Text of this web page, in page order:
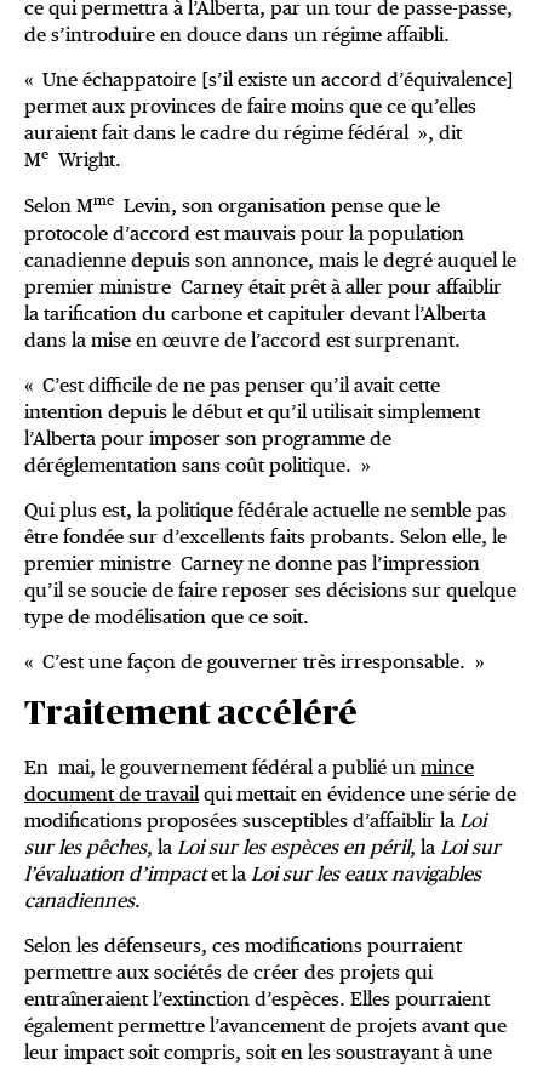
ce qui permettra à l’Alberta, par un tour de passe-passe,
de s’introduire en douce dans un régime affaibli.
« Une échappatoire [s’il existe un accord d’équivalence]
permet aux provinces de faire moins que ce qu’elles
auraient fait dans le cadre du régime fédéral », dit
Me Wright.
Selon Mme Levin, son organisation pense que le
protocole d’accord est mauvais pour la population
canadienne depuis son annonce, mais le degré auquel le
premier ministre Carney était prêt à aller pour affaiblir
la tarification du carbone et capituler devant l’Alberta
dans la mise en œuvre de l’accord est surprenant.
« C’est difficile de ne pas penser qu’il avait cette
intention depuis le début et qu’il utilisait simplement
l’Alberta pour imposer son programme de
déréglementation sans coût politique. »
Qui plus est, la politique fédérale actuelle ne semble pas
être fondée sur d’excellents faits probants. Selon elle, le
premier ministre Carney ne donne pas l’impression
qu’il se soucie de faire reposer ses décisions sur quelque
type de modélisation que ce soit.
« C’est une façon de gouverner très irresponsable. »
Traitement accéléré
En mai, le gouvernement fédéral a publié un mince
document de travailqui mettait en évidence une série de
modifications proposées susceptibles d’affaiblir la Loi
sur les pêches, la Loi sur les espèces en péril, la Loi sur
l’évaluation d’impactet la Loi sur les eaux navigables
canadiennes.
Selon les défenseurs, ces modifications pourraient
permettre aux sociétés de créer des projets qui
entraîneraient l’extinction d’espèces. Elles pourraient
également permettre l’avancement de projets avant que
leur impact soit compris, soit en les soustrayant à une